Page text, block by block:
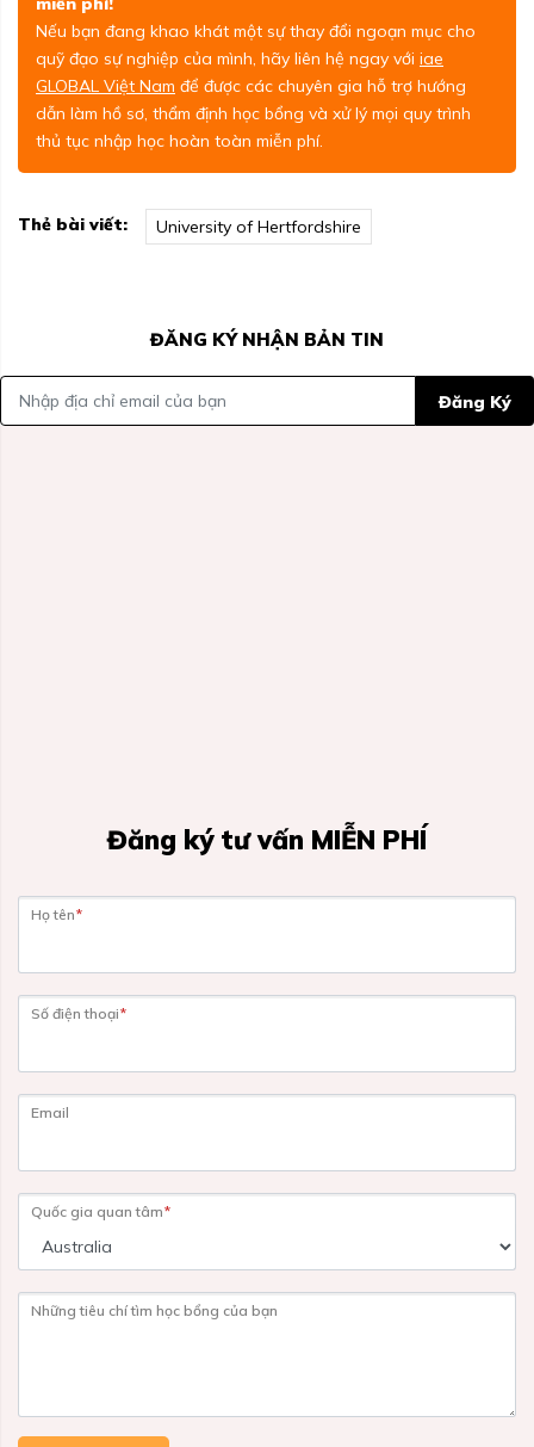
Nếu bạn đang khao khát một sự thay đổi ngoạn mục cho
quỹ đạo sự nghiệp của mình, hãy liên hệ ngay với iae
GLOBAL Việt Nam để được các chuyên gia hỗ trợ hướng
dẫn làm hồ sơ, thẩm định học bổng và xử lý mọi quy trình
thủ tục nhập học hoàn toàn miễn phí.
Thẻ bài viết: University of Hertfordshire
ĐĂNG KÝ NHẬN BẢN TIN
Đăng Ký
Đăng ký tư vấn MIỄN PHÍ
Họ tên*
Số điện thoại*
Email
Quốc gia quan tâm*
Những tiêu chí tìm học bổng của bạn